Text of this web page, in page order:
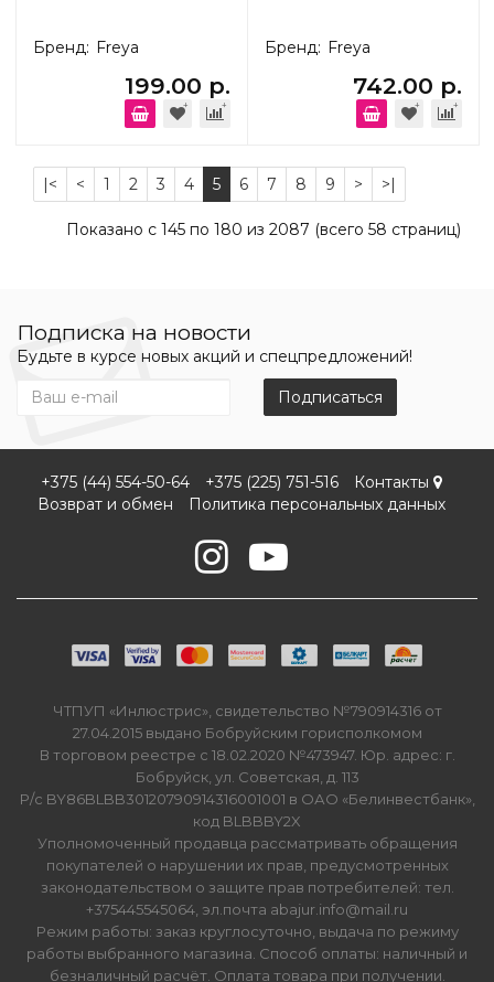
Бренд: Freya
199.00 р.
Бренд: Freya
742.00 р.
|< < 1 2 3 4 5 6 7 8 9 > >|
Показано с 145 по 180 из 2087 (всего 58 страниц)
Подписка на новости
Будьте в курсе новых акций и спецпредложений!
Подписаться
+375 (44) 554-50-64 +375 (225) 751-516
Контакты
Возврат и обмен
Политика персональных данных
ЧТПУП «Инлюстрис», свидетельство №790914316 от
27.04.2015 выдано Бобруйским горисполкомом
В торговом реестре с 18.02.2020 №473947. Юр. адрес: г.
Бобруйск, ул. Советская, д. 113
Р/с BY86BLBB30120790914316001001 в ОАО «Белинвестбанк»,
код BLBBBY2X
Уполномоченный продавца рассматривать обращения
покупателей о нарушении их прав, предусмотренных
законодательством о защите прав потребителей: тел.
+375445545064, эл.почта abajur.info@mail.ru
Режим работы: заказ круглосуточно, выдача по режиму
работы выбранного магазина. Способ оплаты: наличный и
безналичный расчёт. Оплата товара при получении.